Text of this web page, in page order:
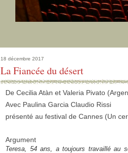
18 décembre 2017
La Fiancée du désert
De Cecilia Atàn et Valeria Pivato
Avec Paulina Garcia Claudio Rissi
présenté au festival de Cannes (Un
Argument
Teresa, 54 ans, a toujours travaillé au